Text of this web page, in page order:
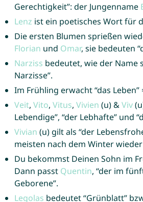
Gerechtigkeit”: der Jungenname
Lenz ist ein poetisches Wort für
Die ersten Blumen sprießen
Florian und Omar, sie bedeuten
Narziss bedeutet, wie der Name
Narzisse”.
Im Frühling erwacht “das Leben”
Veit, Vito, Vitus, Vivien (u) &Viv
Lebendige”, “der Lebhafte” und
Vivian (u) gilt als “der
meisten nach dem Winter
Du bekommst Deinen Sohn im
Dann passt Quentin, “der im
Geborene”.
Legolas bedeutet “Grünblatt”